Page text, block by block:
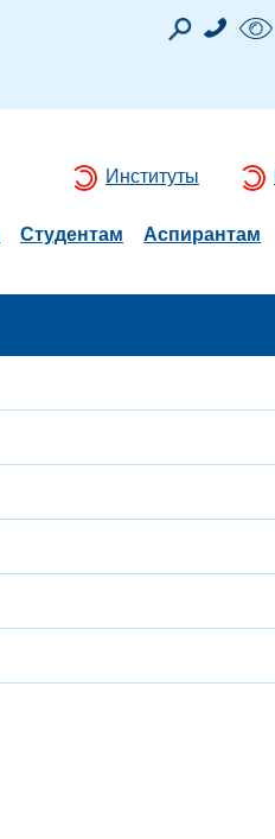
Институты
Студентам Аспирантам